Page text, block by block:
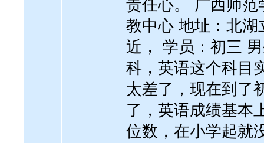
责任心。 广西师范
教中心 地址：北湖
近， 学员：初三
科，英语这个科目
太差了，现在到了
了，英语成绩基本
位数，在小学起就